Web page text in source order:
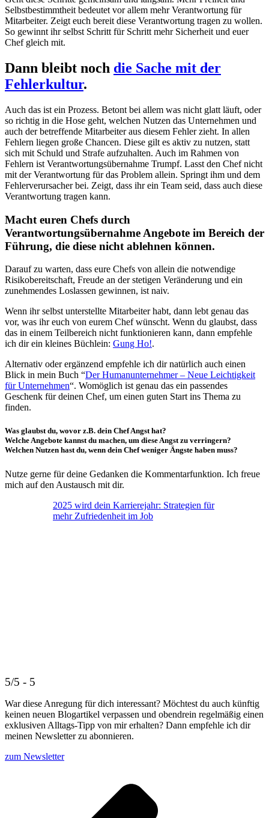
Selbstbestimmtheit bedeutet vor allem mehr Verantwortung für
Mitarbeiter. Zeigt euch bereit diese Verantwortung tragen zu wollen.
So gewinnt ihr selbst Schritt für Schritt mehr Sicherheit und euer
Chef gleich mit.
Dann bleibt noch die Sache mit der
Fehlerkultur.
Auch das ist ein Prozess. Betont bei allem was nicht glatt läuft, oder
so richtig in die Hose geht, welchen Nutzen das Unternehmen und
auch der betreffende Mitarbeiter aus diesem Fehler zieht. In allen
Fehlern liegen große Chancen. Diese gilt es aktiv zu nutzen, statt
sich mit Schuld und Strafe aufzuhalten. Auch im Rahmen von
Fehlern ist Verantwortungsübernahme Trumpf. Lasst den Chef nicht
mit der Verantwortung für das Problem allein. Springt ihm und dem
Fehlerverursacher bei. Zeigt, dass ihr ein Team seid, dass auch diese
Verantwortung tragen kann.
Macht euren Chefs durch
Verantwortungsübernahme Angebote im Bereich der
Führung, die diese nicht ablehnen können.
Darauf zu warten, dass eure Chefs von allein die notwendige
Risikobereitschaft, Freude an der stetigen Veränderung und ein
zunehmendes Loslassen gewinnen, ist naiv.
Wenn ihr selbst unterstellte Mitarbeiter habt, dann lebt genau das
vor, was ihr euch von eurem Chef wünscht. Wenn du glaubst, dass
das in einem Teilbereich nicht funktionieren kann, dann empfehle
ich dir ein kleines Büchlein: Gung Ho!.
Alternativ oder ergänzend empfehle ich dir natürlich auch einen
Blick in mein Buch “Der Humanunternehmer – Neue Leichtigkeit
für Unternehmen“. Womöglich ist genau das ein passendes
Geschenk für deinen Chef, um einen guten Start ins Thema zu
finden.
Was glaubst du, wovor z.B. dein Chef Angst hat?
Welche Angebote kannst du machen, um diese Angst zu verringern?
Welchen Nutzen hast du, wenn dein Chef weniger Ängste haben muss?
Nutze gerne für deine Gedanken die Kommentarfunktion. Ich freue
mich auf den Austausch mit dir.
2025 wird dein Karrierejahr: Strategien für
mehr Zufriedenheit im Job
5/5 - 5
War diese Anregung für dich interessant? Möchtest du auch künftig
keinen neuen Blogartikel verpassen und obendrein regelmäßig einen
exklusiven Alltags-Tipp von mir erhalten? Dann empfehle ich dir
meinen Newsletter zu abonnieren.
zum Newsletter